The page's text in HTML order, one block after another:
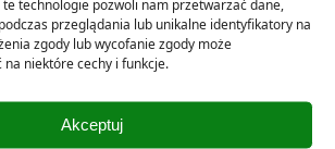
technologie pozwoli nam przetwarzać dane,
przeglądania lub unikalne identyfikatory na
zgody lub wycofanie zgody może
na niektóre cechy i funkcje.
Akceptuj